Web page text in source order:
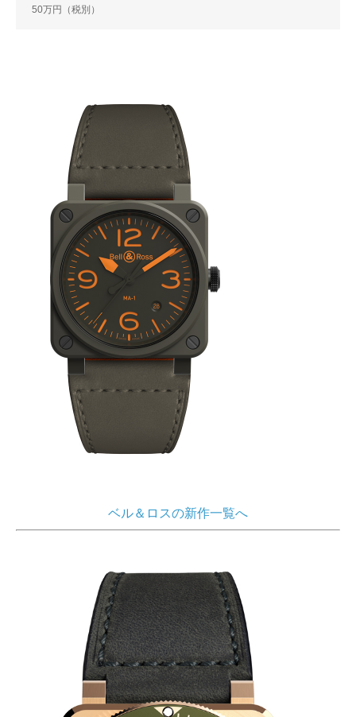
50万円（税別）
ベル＆ロスの新作一覧へ